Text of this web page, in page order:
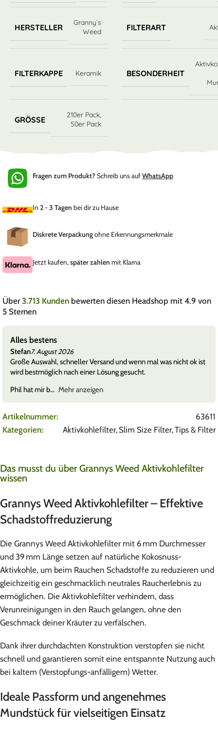
HERSTELLER
Granny`s
Weed
FILTERART
FILTERKAPPE Keramik BESONDERHEIT
GRÖSSE 210er Pack,
50er Pack
Fragen zum Produkt? Schreib uns aufWhatsApp
In 2 - 3 Tagen bei dir zu Hause
Diskrete Verpackungohne Erkennungsmerkmale
Jetzt kaufen,später zahlen mit Klarna
Über3.713 Kunden bewerten diesen Headshop mit 4.9 von
5 Sternen
Versand und wenn mal was nicht ok ist
Lösung gesucht.
Alles easy 🙂
Artikelnummer:
63611
Kategorien:
Aktivkohlefilter, Slim Size Filter,Tips & Filter
Das musst du über Grannys Weed Aktivkohlefilter
wissen
Grannys Weed Aktivkohlefilter – Effektive
Schadstoffreduzierung
Die Grannys Weed Aktivkohlefilter mit 6 mm Durchmesser
und 39 mm Länge setzen auf natürliche Kokosnuss-
Aktivkohle, um beim Rauchen Schadstoffe zu reduzieren und
gleichzeitig ein geschmacklich neutrales Raucherlebnis zu
ermöglichen. Die Aktivkohlefilter verhindern, dass
Verunreinigungen in den Rauch gelangen, ohne den
Geschmack deiner Kräuter zu verfälschen.
Dank ihrer durchdachten Konstruktion verstopfen sie nicht
schnell und garantieren somit eine entspannte Nutzung auch
bei kaltem (Verstopfungs-anfälligem) Wetter.
Ideale Passform und angenehmes
Mundstück für vielseitigen Einsatz